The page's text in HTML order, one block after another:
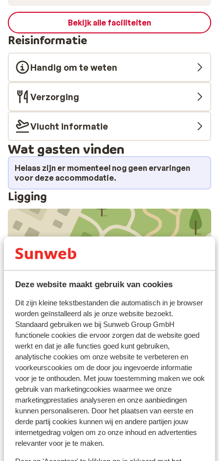
Deze website maakt gebruik van cookies
Dit zijn kleine tekstbestanden die automatisch in je browser
worden geïnstalleerd als je onze website bezoekt.
Standaard gebruiken we bij Sunweb Group GmbH
functionele cookies die ervoor zorgen dat de website goed
werkt en dat je alle functies goed kunt gebruiken,
analytische cookies om onze website te verbeteren en
voorkeurscookies om de door jou ingevoerde informatie
voor je te onthouden. Met jouw toestemming maken we ook
gebruik van marketingcookies waarmee we onze
marketingprestaties analyseren en onze aanbiedingen
kunnen personaliseren. Door het plaatsen van eerste en
derde partij cookies kunnen wij en andere partijen jouw
internetgedrag volgen om zo onze inhoud en advertenties
relevanter voor je te maken.
Bekijk alle faciliteiten
Reisinformatie
Handig om te weten
Verzorging
Vlucht informatie
Wat gasten vinden
Helaas zijn er momenteel nog geen ervaringen
voor deze accommodatie.
Ligging
In de buurt
Strand: 500 m
Centrum: 1000 m
Luchthaven VLC: 152 km
Treinstation: 3 km
Bushalte: 400 m
Pinautomaat: 500 m
Winkels: 500 m
(Mini)supermarkt: 150 m
Restaurant: 500 m
Ook interessant voor jou